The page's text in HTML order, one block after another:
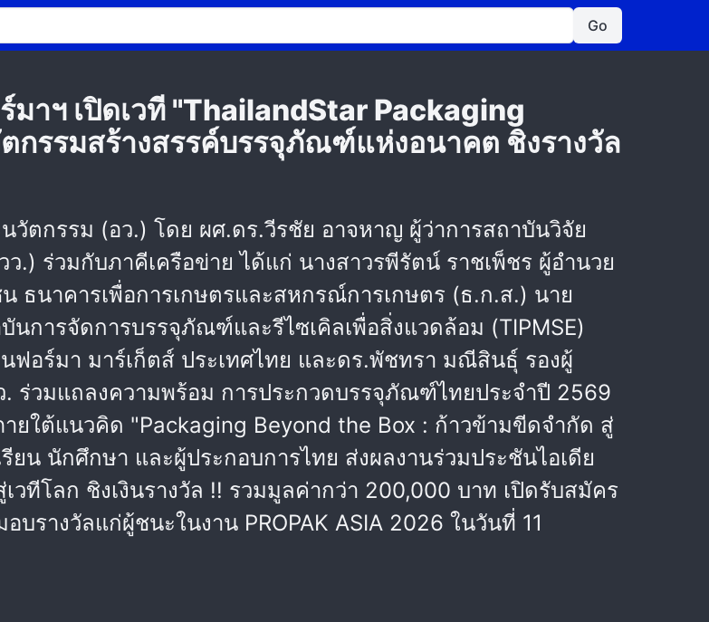
Go
าฯ เปิดเวที "ThailandStar Packaging
รรมสร้างสรรค์บรรจุภัณฑ์แห่งอนาคต ชิงรางวัล
วัตกรรม (อว.) โดย ผศ.ดร.วีรชัย อาจหาญ ผู้ว่าการสถาบันวิจัย
.) ร่วมกับภาคีเครือข่าย ได้แก่ นางสาวรพีรัตน์ ราชเพ็ชร ผู้อำนวย
นาคารเพื่อการเกษตรและสหกรณ์การเกษตร (ธ.ก.ส.) นาย
การจัดการบรรจุภัณฑ์และรีไซเคิลเพื่อสิ่งแวดล้อม (TIPMSE)
อร์มา มาร์เก็ตส์ ประเทศไทย และดร.พัชทรา มณีสินธุ์ รองผู้
ร่วมแถลงความพร้อม การประกวดบรรจุภัณฑ์ไทยประจำปี 2569
ยใต้แนวคิด "Packaging Beyond the Box : ก้าวข้ามขีดจำกัด สู่
น นักศึกษา และผู้ประกอบการไทย ส่งผลงานร่วมประชันไอเดีย
ทีโลก ชิงเงินรางวัล !! รวมมูลค่ากว่า 200,000 บาท เปิดรับสมัคร
รางวัลแก่ผู้ชนะในงาน PROPAK ASIA 2026 ในวันที่ 11